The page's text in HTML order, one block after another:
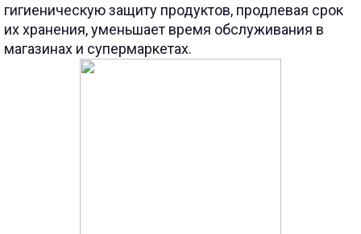
гигиеническую защиту продуктов, продлевая срок
их хранения, уменьшает время обслуживания в
магазинах и супермаркетах.